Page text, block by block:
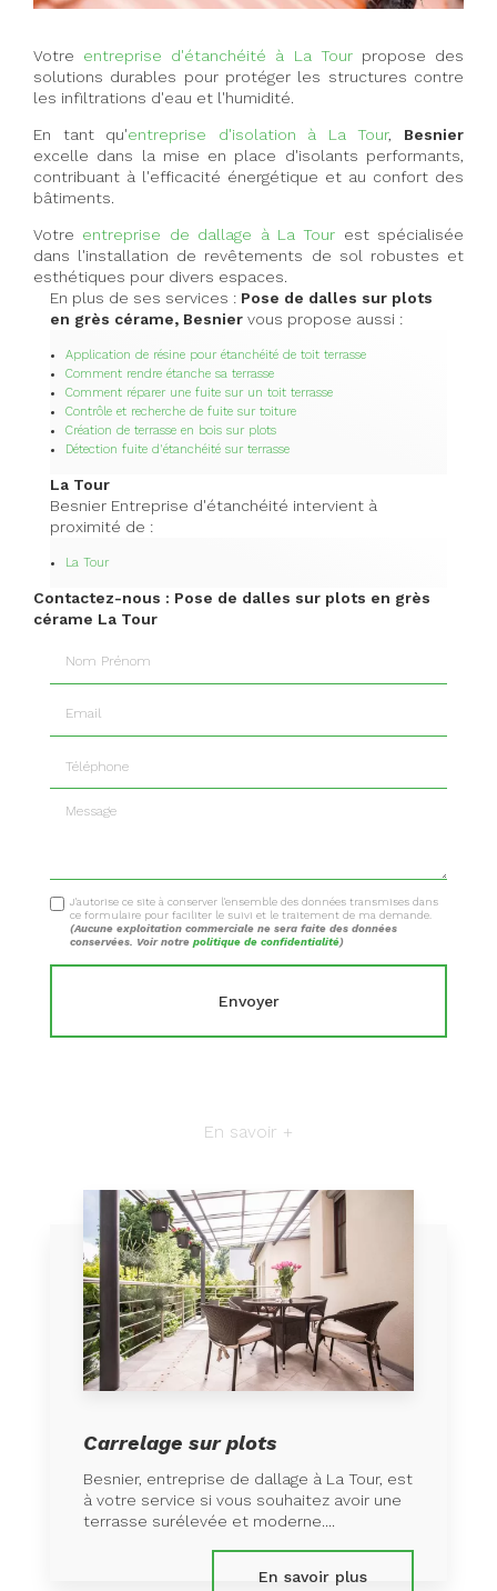
Votre entreprise d'étanchéité à La Tourpropose des
solutions durables pour protéger les structures contre
les infiltrations d'eau et l'humidité.
En tant qu'entreprise d'isolation à La Tour, Besnier
excelle dans la mise en place d'isolants performants,
contribuant à l'efficacité énergétique et au confort des
bâtiments.
Votre entreprise de dallage à La Tour est spécialisée
dans l'installation de revêtements de sol robustes et
esthétiques pour divers espaces.
En plus de ses services : Pose de dalles sur plots
en grès cérame, Besnier vous propose aussi :
Application de résine pour étanchéité de toit terrasse
Comment rendre étanche sa terrasse
Comment réparer une fuite sur un toit terrasse
Contrôle et recherche de fuite sur toiture
Création de terrasse en bois sur plots
Détection fuite d'étanchéité sur terrasse
La Tour
Besnier Entreprise d'étanchéité intervient à
proximité de :
La Tour
Contactez-nous : Pose de dalles sur plots en grès
cérame La Tour
Message
J'autorise ce site à conserver l'ensemble des données transmises dans
ce formulaire pour faciliter le suivi et le traitement de ma demande.
(Aucune exploitation commerciale ne sera faite des données
conservées. Voir notrepolitique de confidentialité)
En savoir +
Carrelage sur plots
Besnier, entreprise de dallage à La Tour, est
à votre service si vous souhaitez avoir une
terrasse surélevée et moderne....
En savoir plus